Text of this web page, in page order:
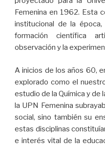
Femenina en 1962. Esta
institucional de la
formación científica
observación y la
A inicios de los años 60,
explorado como el
estudio de la Química y de
la UPN Femenina
social, sino también su
estas disciplinas
e interés vital de la